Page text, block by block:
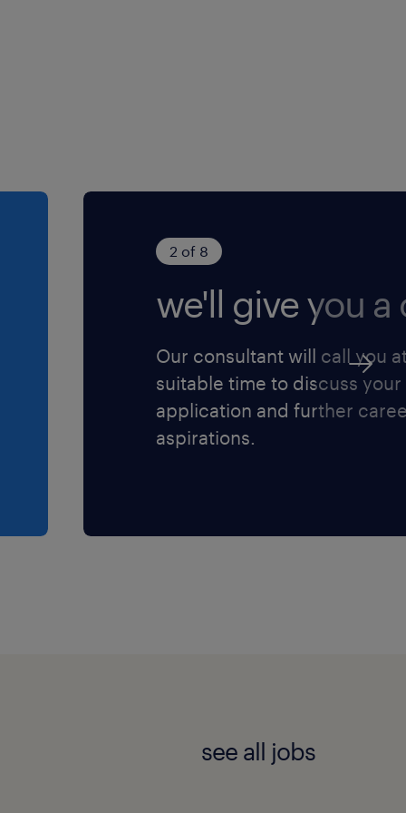
2 of 8
we'll give you a
Our consultant will call you
suitable time to discuss your
application and further
aspirations.
see all jobs